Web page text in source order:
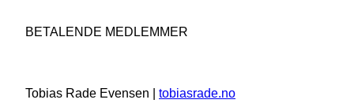
BETALENDE MEDLEMMER
Tobias Rade Evensen | tobiasrade.no